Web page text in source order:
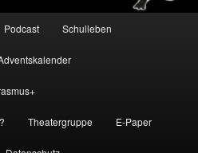
Podcast Schulleben
Theatergruppe E-Paper